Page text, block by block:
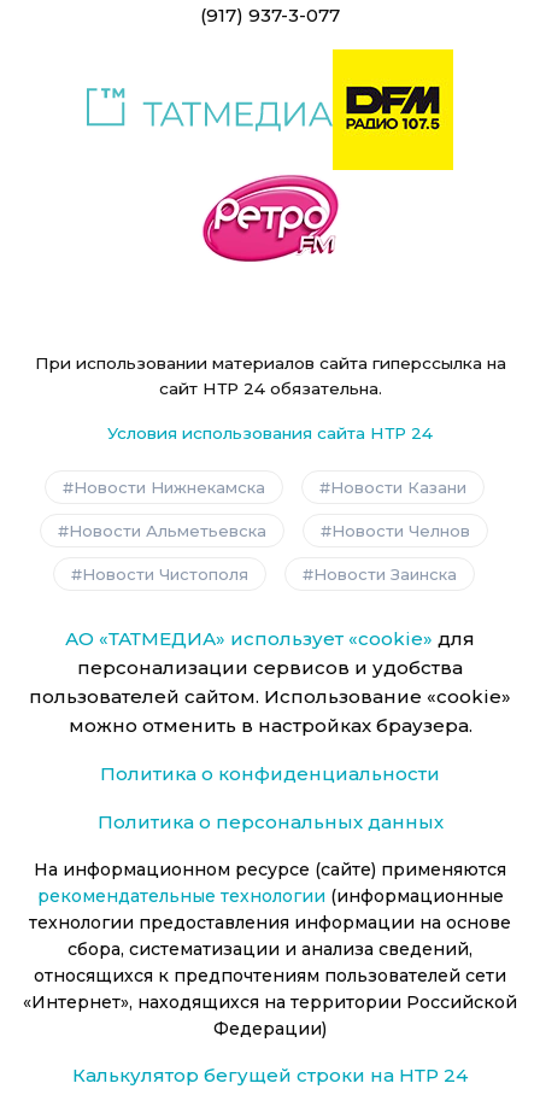
(917) 937-3-077
При использовании материалов сайта гиперссылка на
сайт НТР 24 обязательна.
Условия использования сайта НТР 24
Новости Нижнекамска Новости Казани
Новости Альметьевска Новости Челнов
Новости Чистополя Новости Заинска
АО «ТАТМЕДИА» использует «cookie» для
персонализации сервисов и удобства
пользователей сайтом. Использование «cookie»
можно отменить в настройках браузера.
Политика о конфиденциальности
Политика о персональных данных
На информационном ресурсе (сайте) применяются
рекомендательные технологии (информационные
технологии предоставления информации на основе
сбора, систематизации и анализа сведений,
относящихся к предпочтениям пользователей сети
«Интернет», находящихся на территории Российской
Федерации)
Калькулятор бегущей строки на НТР 24